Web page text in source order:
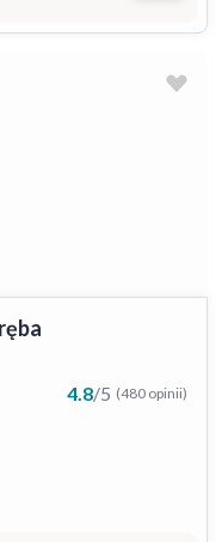
4.8/5 (480 opinii)